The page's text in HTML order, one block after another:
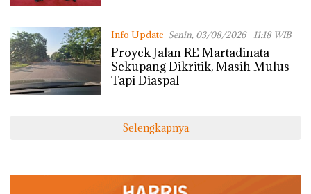
Info Update Senin, 03/08/2026 - 11:18 WIB
Proyek Jalan RE Martadinata
Sekupang Dikritik, Masih Mulus
Tapi Diaspal
Selengkapnya